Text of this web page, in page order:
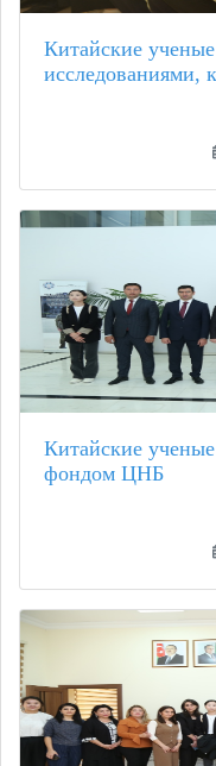
Китайские
исследованиями,
Китайские
фондом ЦНБ